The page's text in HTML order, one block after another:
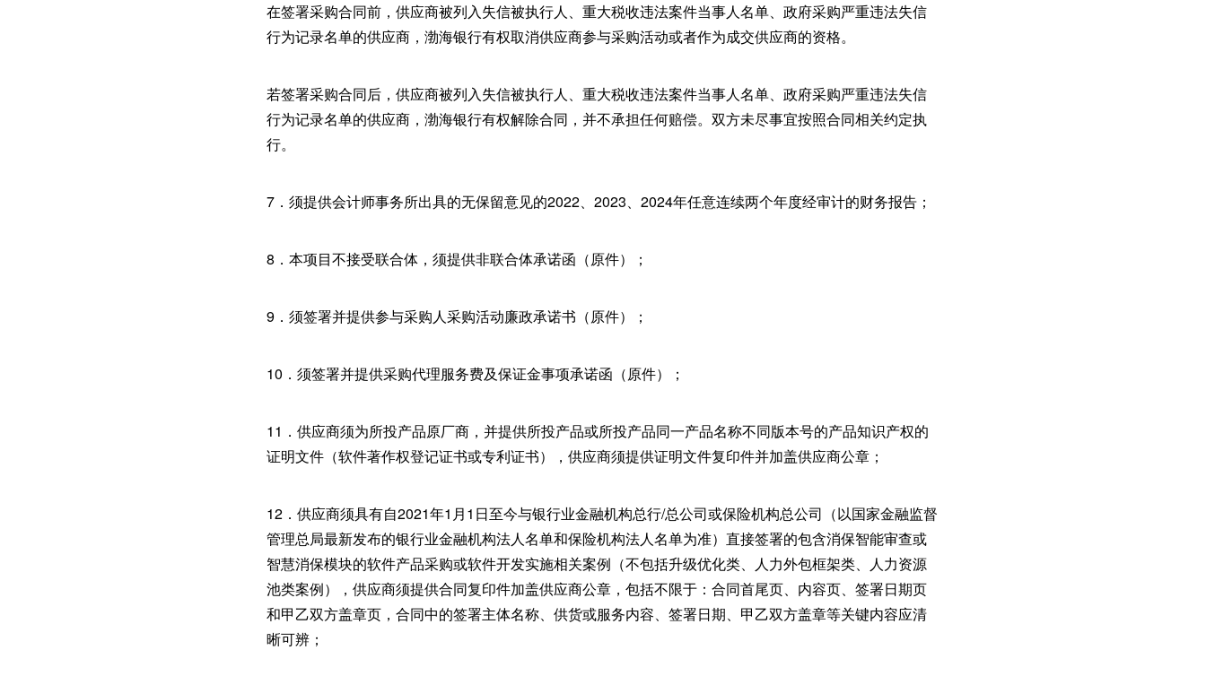
在签署采购合同前，供应商被列入失信被执行人、重大税收违法案件当事人名单、政府采购严重违法失信
行为记录名单的供应商，渤海银行有权取消供应商参与采购活动或者作为成交供应商的资格。
若签署采购合同后，供应商被列入失信被执行人、重大税收违法案件当事人名单、政府采购严重违法失信
行为记录名单的供应商，渤海银行有权解除合同，并不承担任何赔偿。双方未尽事宜按照合同相关约定执
行。
7．须提供会计师事务所出具的无保留意见的2022、2023、2024年任意连续两个年度经审计的财务报告；
8．本项目不接受联合体，须提供非联合体承诺函（原件）；
9．须签署并提供参与采购人采购活动廉政承诺书（原件）；
10．须签署并提供采购代理服务费及保证金事项承诺函（原件）；
11．供应商须为所投产品原厂商，并提供所投产品或所投产品同一产品名称不同版本号的产品知识产权的
证明文件（软件著作权登记证书或专利证书），供应商须提供证明文件复印件并加盖供应商公章；
12．供应商须具有自2021年1月1日至今与银行业金融机构总行/总公司或保险机构总公司（以国家金融监督
管理总局最新发布的银行业金融机构法人名单和保险机构法人名单为准）直接签署的包含消保智能审查或
智慧消保模块的软件产品采购或软件开发实施相关案例（不包括升级优化类、人力外包框架类、人力资源
池类案例），供应商须提供合同复印件加盖供应商公章，包括不限于：合同首尾页、内容页、签署日期页
和甲乙双方盖章页，合同中的签署主体名称、供货或服务内容、签署日期、甲乙双方盖章等关键内容应清
晰可辨；